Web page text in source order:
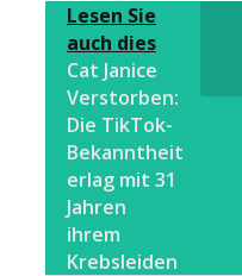
Lesen Sie
auch dies
Cat Janice
Verstorben:
Die TikTok-
Bekanntheit
erlag mit 31
Jahren
ihrem
Krebsleiden